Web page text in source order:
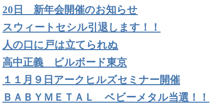
20日 新年会開催のお知らせ
スウィートセシル引退します！！
人の口に戸は立てられぬ
高中正義 ビルボード東京
１１月９日アークヒルズセミナー開催
ＢＡＢＹＭＥＴＡＬ ベビーメタル当選！！